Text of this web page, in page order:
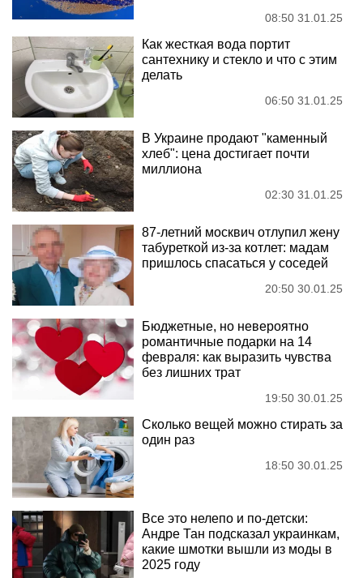
08:50 31.01.25
Как жесткая вода портит
сантехнику и стекло и что с этим
делать
06:50 31.01.25
В Украине продают "каменный
хлеб": цена достигает почти
миллиона
02:30 31.01.25
87-летний москвич отлупил жену
табуреткой из-за котлет: мадам
пришлось спасаться у соседей
20:50 30.01.25
Бюджетные, но невероятно
романтичные подарки на 14
февраля: как выразить чувства
без лишних трат
19:50 30.01.25
Сколько вещей можно стирать за
один раз
18:50 30.01.25
Все это нелепо и по-детски:
Андре Тан подсказал украинкам,
какие шмотки вышли из моды в
2025 году